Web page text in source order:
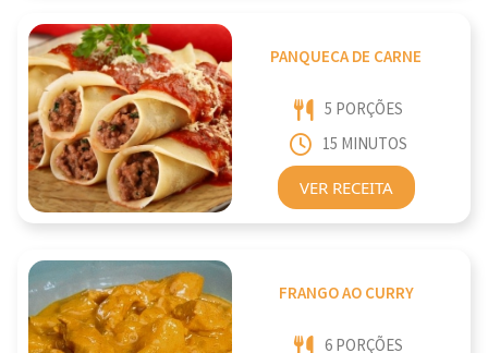
PANQUECA DE CARNE
5 PORÇÕES
15 MINUTOS
VER RECEITA
FRANGO AO CURRY
6 PORÇÕES